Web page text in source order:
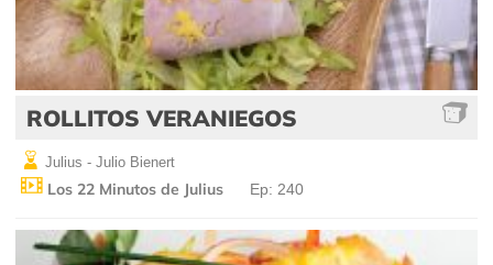
ROLLITOS VERANIEGOS
Julius - Julio Bienert
Los 22 Minutos de Julius Ep: 240